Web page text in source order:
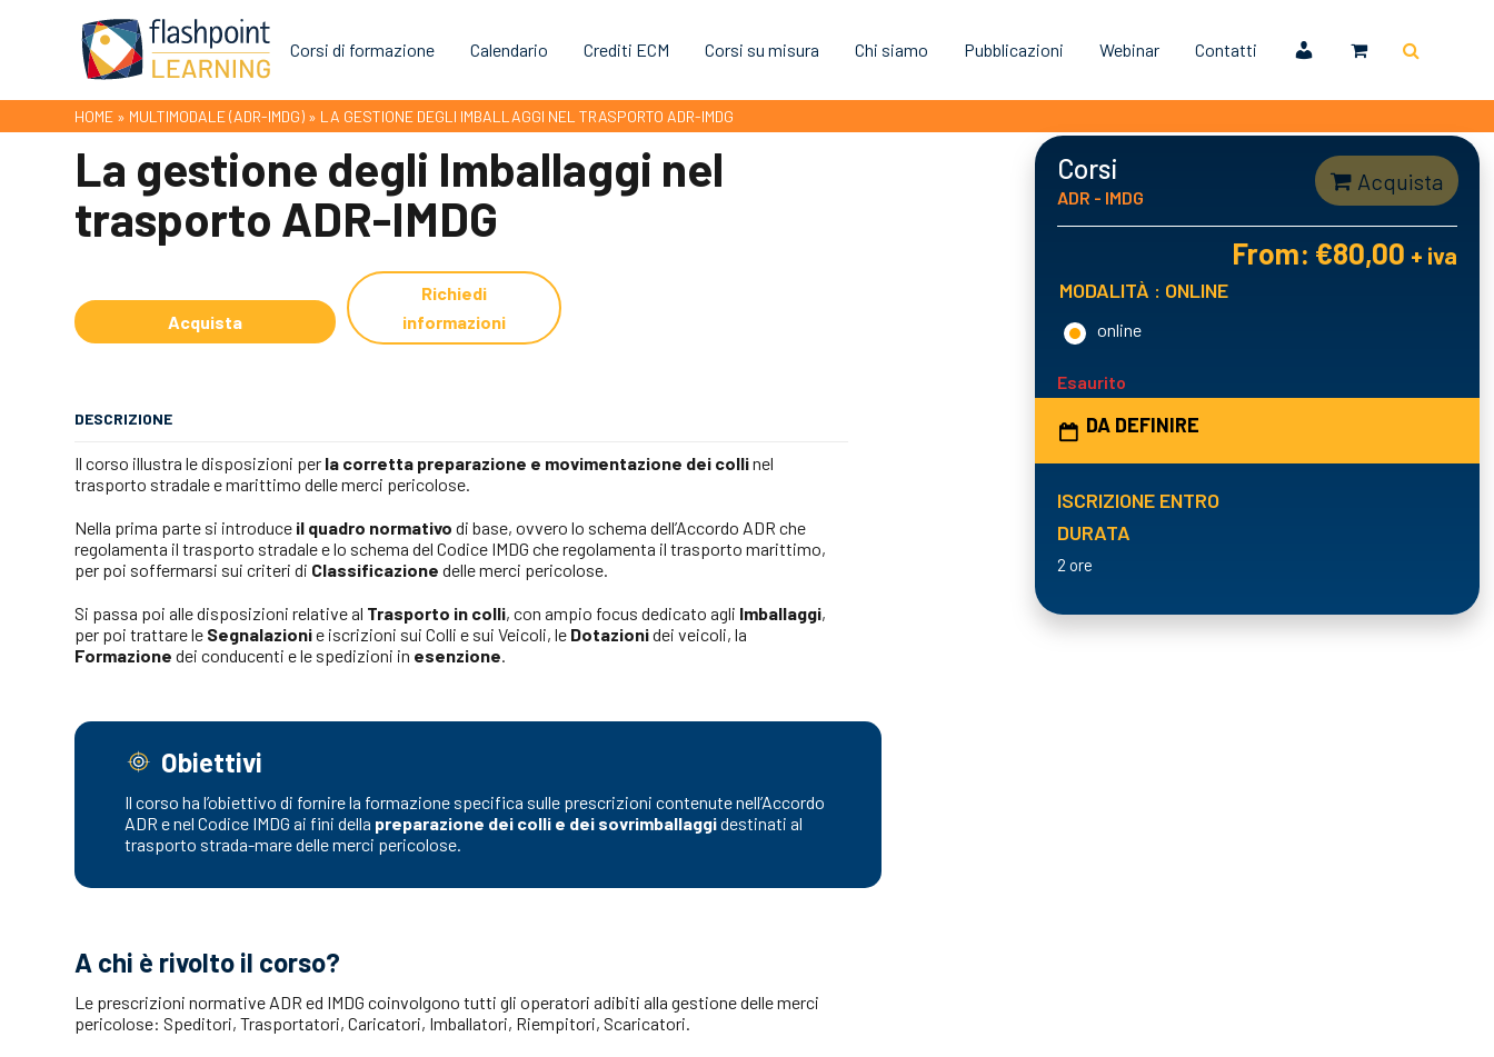
Corsi di formazione Calendario Crediti ECM Corsi su misura Chi siamo Pubblicazioni Webinar Contatti
Corsi
ADR - IMDG
From: €80,00 + iva
MODALITÀ : ONLINE
online
Esaurito
DA DEFINIRE
ISCRIZIONE ENTRO
DURATA
2 ore
Acquista
HOME » MULTIMODALE (ADR-IMDG) » LA GESTIONE DEGLI IMBALLAGGI NEL TRASPORTO ADR-IMDG
La gestione degli Imballaggi nel
trasporto ADR-IMDG
Acquista
Richiedi
informazioni
DESCRIZIONE
Il corso illustra le disposizioni per la corretta preparazione e movimentazione dei collinel
trasporto stradale e marittimo delle merci pericolose.
Nella prima parte si introduce il quadro normativodi base, ovvero lo schema dell’Accordo ADR che
regolamenta il trasporto stradale e lo schema del Codice IMDG che regolamenta il trasporto marittimo,
per poi soffermarsi sui criteri di Classificazionedelle merci pericolose.
Si passa poi alle disposizioni relative al Trasporto in colli, con ampio focus dedicato agli Imballaggi,
per poi trattare le Segnalazionie iscrizioni sui Colli e sui Veicoli, le Dotazionidei veicoli, la
Formazione dei conducenti e le spedizioni in esenzione.
Obiettivi
Il corso ha l’obiettivo di fornire la formazione specifica sulle prescrizioni contenute nell’Accordo
ADR e nel Codice IMDG ai fini della preparazione dei colli e dei sovrimballaggidestinati al
trasporto strada-mare delle merci pericolose.
A chi è rivolto il corso?
Le prescrizioni normative ADR ed IMDG coinvolgono tutti gli operatori adibiti alla gestione delle merci
pericolose: Speditori, Trasportatori, Caricatori, Imballatori, Riempitori, Scaricatori.